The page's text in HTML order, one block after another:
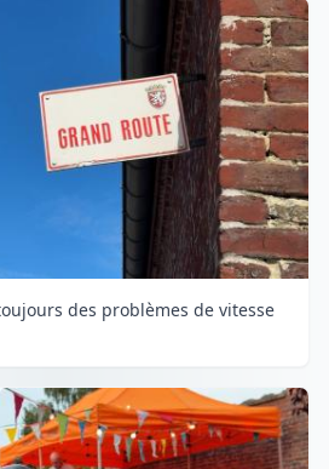
des problèmes de vitesse